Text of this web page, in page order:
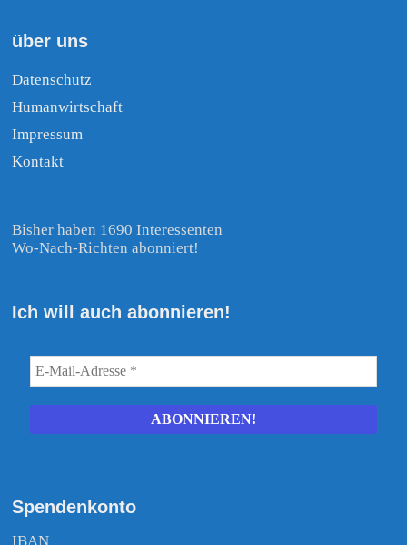
über uns
Datenschutz
Humanwirtschaft
Impressum
Kontakt
Bisher haben 1690 Interessenten
Wo-Nach-Richten abonniert!
Ich will auch abonnieren!
Spendenkonto
IBAN